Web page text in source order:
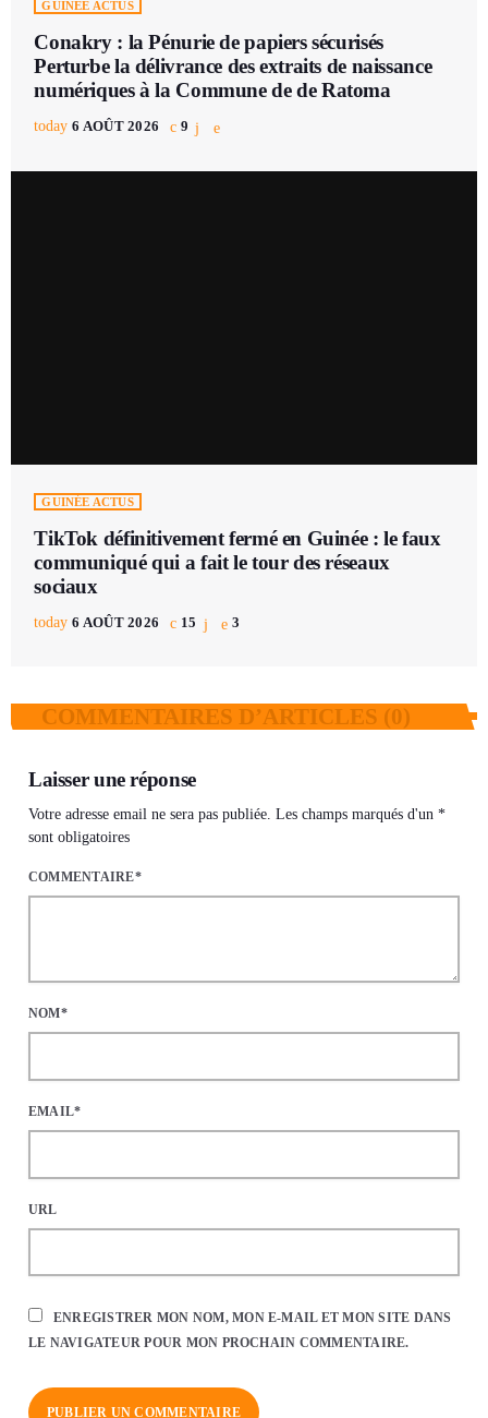
GUINÉE ACTUS
Conakry : la Pénurie de papiers sécurisés
Perturbe la délivrance des extraits de naissance
numériques à la Commune de de Ratoma
today 6 AOÛT 2026 9
GUINÉE ACTUS
TikTok définitivement fermé en Guinée : le faux
communiqué qui a fait le tour des réseaux
sociaux
today 6 AOÛT 2026 15 3
COMMENTAIRES D’ARTICLES (0)
Laisser une réponse
Votre adresse email ne sera pas publiée. Les champs marqués d'un *
sont obligatoires
COMMENTAIRE*
NOM*
EMAIL*
URL
ENREGISTRER MON NOM, MON E-MAIL ET MON SITE DANS
LE NAVIGATEUR POUR MON PROCHAIN COMMENTAIRE.